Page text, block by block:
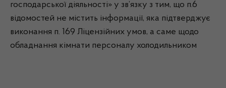
господарської діяльності» у зв’язку з тим, що п.6
відомостей не містить інформації, яка підтверджує
виконання п. 169 Ліцензійних умов, а саме щодо
обладнання кімнати персоналу холодильником